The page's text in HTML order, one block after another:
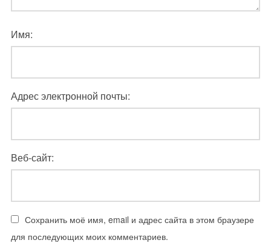
Имя:
Адрес электронной почты:
Веб-сайт:
Сохранить моё имя, email и адрес сайта в этом браузере
для последующих моих комментариев.